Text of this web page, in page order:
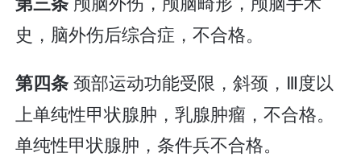
史，脑外伤后综合症，不合格。
第四条颈部运动功能受限，斜颈，Ⅲ度以
上单纯性甲状腺肿，乳腺肿瘤，不合格。
单纯性甲状腺肿，条件兵不合格。